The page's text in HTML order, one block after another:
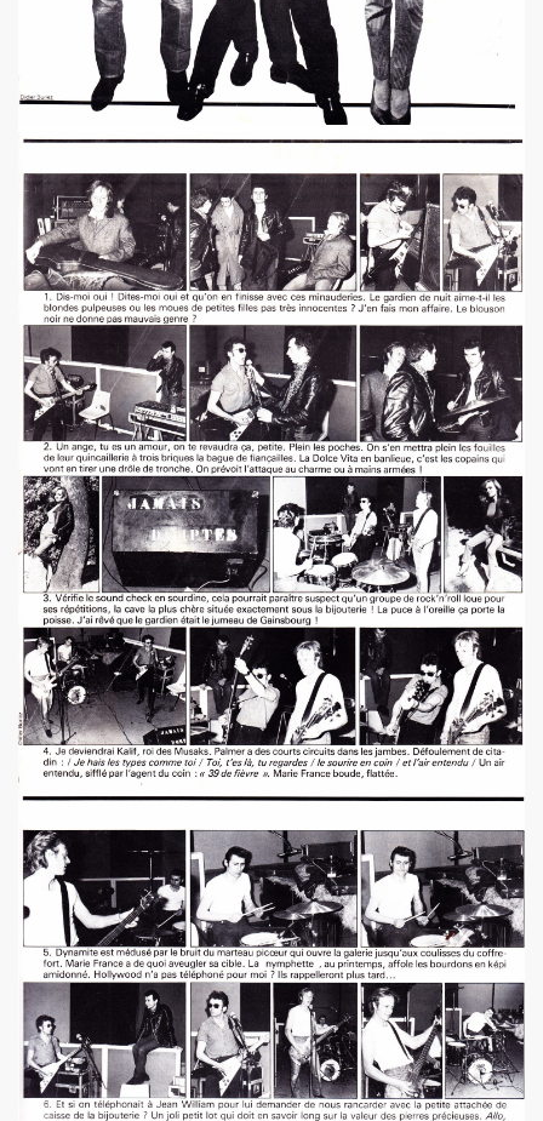
fanzine L ORDONNANCE (2004).
: concerts, spectacles, expositions, cabaret, etc.
"OK KO" le 16 octobre 2025 au Zenith (Paris) : chronique
UNKNOWN" le 27 septembre 2025 a Gouvieux (60) :
"AJASPHERE" le 30 août 2025 en la chapelle Reille
"I DIG THAT BOP" le 28 juin 2025 a Louvres (95) :
le 24 juin 2025, terre plein central du boulevard
ALMOSNINO a la guitare) le 21 juin 2025 devant le bar
"AJASPHERE" dans la nuit du 20 au 21 juin 2025 en l
a DANIEL DARC le 19 juin 2025, rue Charles
le 10 juin 2025 au Cafe de la Danse
UNKNOWN" (2024, corealise par Les Spunyboys et
(2025) d'YZOULA : chronique detaillee.
"AJASPHERE" le 15 mai 2025 au Badaboum (Paris) :
ET LE DRAGON ALL STARS + CATASTROPHE
ADRIAN, concert litteraire "Hotel Roma" le 4 avril
THOURY, concerts "MONOMANIAQUES" en power
2024" le 21 mars 2025 a La Cigale (Paris) : chronique
(2024) de VIKTOR HUGANET : chronique detaillee.
DAUGA : chronique detaillee.
+ LES ROYAL FLUSH le 22 juin 2024 a La